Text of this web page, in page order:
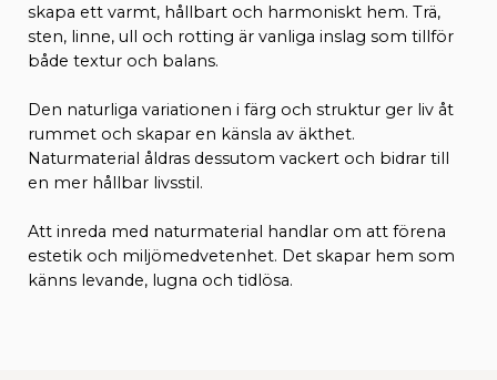
skapa ett varmt, hållbart och harmoniskt hem. Trä,
sten, linne, ull och rotting är vanliga inslag som tillför
både textur och balans.
Den naturliga variationen i färg och struktur ger liv åt
rummet och skapar en känsla av äkthet.
Naturmaterial åldras dessutom vackert och bidrar till
en mer hållbar livsstil.
Att inreda med naturmaterial handlar om att förena
estetik och miljömedvetenhet. Det skapar hem som
känns levande, lugna och tidlösa.